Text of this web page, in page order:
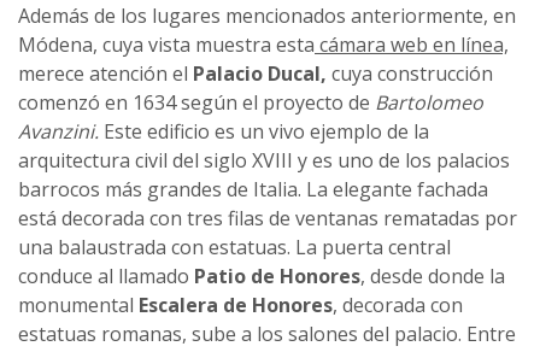
Además de los lugares mencionados anteriormente, en
Módena, cuya vista muestra esta cámara web en línea,
merece atención el Palacio Ducal, cuya construcción
comenzó en 1634 según el proyecto de Bartolomeo
Avanzini. Este edificio es un vivo ejemplo de la
arquitectura civil del siglo XVIII y es uno de los palacios
barrocos más grandes de Italia. La elegante fachada
está decorada con tres filas de ventanas rematadas por
una balaustrada con estatuas. La puerta central
conduce al llamado Patio de Honores, desde donde la
monumental Escalera de Honores, decorada con
estatuas romanas, sube a los salones del palacio. Entre